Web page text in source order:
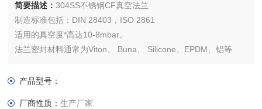
简要描述：304SS不锈钢CF真空法兰
制造标准包括：DIN 28403，ISO 2861
适用的真空度*高达10-8mbar。
法兰密封材料通常为Viton、 Buna、 Silicone、EPDM、铝等
产品型号：
厂商性质：生产厂家